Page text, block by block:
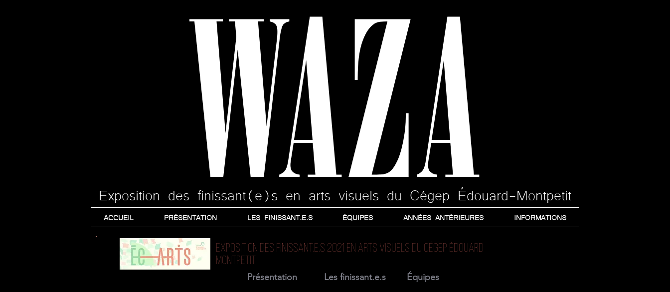
WAZA
Exposition des finissant(e)s en arts visuels du Cégep Édouard-Montpetit
ACCUEIL PRÉSENTATION LES FINISSANT.E.S ÉQUIPES ANNÉES ANTÉRIEURES INFORMATIONS
EXPOSITION DES FINISSANT.E.S 2021 EN ARTS VISUELS DU CÉGEP ÉDOUARD
MONTPETIT
Présentation Les finissant.e.s Équipes